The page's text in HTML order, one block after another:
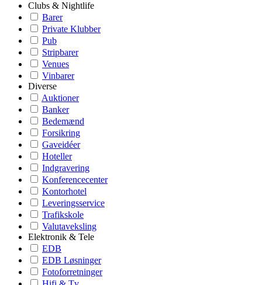
Clubs & Nightlife
Barer
Private Klubber
Pub
Stripbarer
Venues
Vinbarer
Diverse
Auktioner
Banker
Bedemænd
Forsikring
Gaveidéer
Hoteller
Indgravering
Konferencecenter
Kontorhotel
Leveringsservice
Trafikskole
Valutaveksling
Elektronik & Tele
EDB
EDB Løsninger
Fotoforretninger